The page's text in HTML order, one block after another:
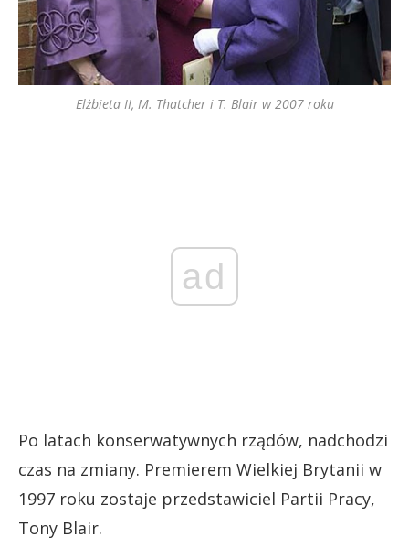
Elżbieta II, M. Thatcher i T. Blair w 2007 roku
ad
Po latach konserwatywnych rządów, nadchodzi
czas na zmiany. Premierem Wielkiej Brytanii w
1997 roku zostaje przedstawiciel Partii Pracy,
Tony Blair.